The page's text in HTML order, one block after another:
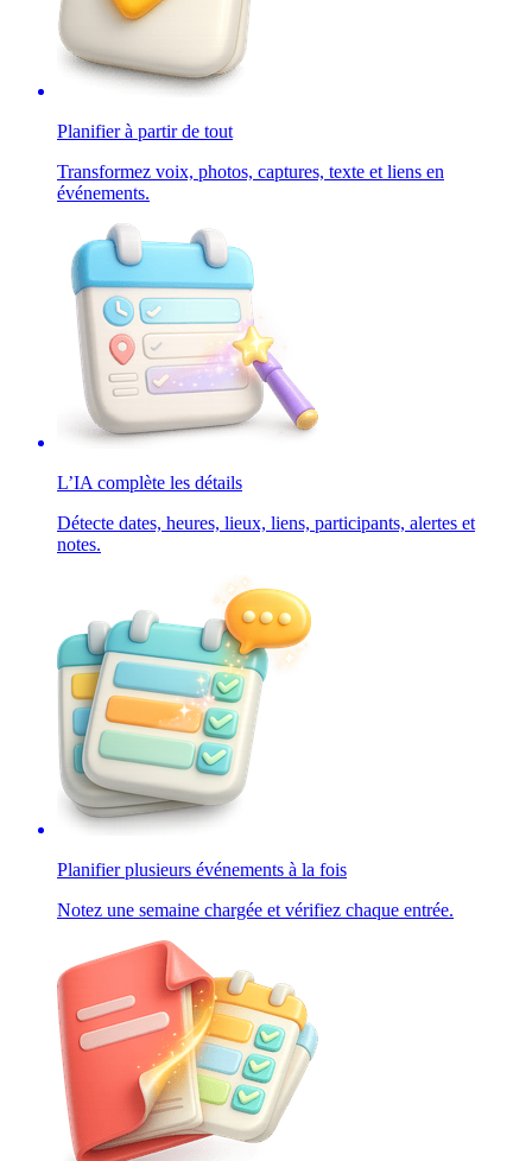
Planifier à partir de tout
Transformez voix, photos, captures, texte et liens en
événements.
L’IA complète les détails
Détecte dates, heures, lieux, liens, participants, alertes et
notes.
Planifier plusieurs événements à la fois
Notez une semaine chargée et vérifiez chaque entrée.